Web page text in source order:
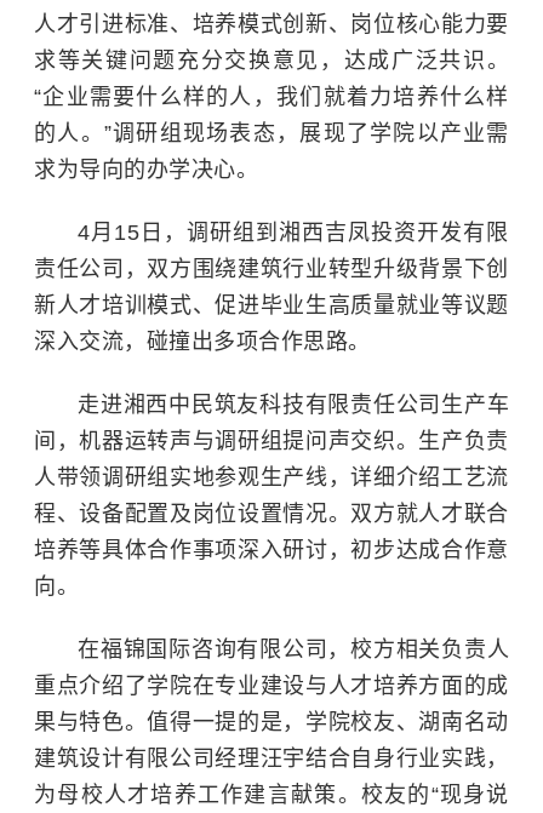
人才引进标准、培养模式创新、岗位核心能力要
求等关键问题充分交换意见，达成广泛共识。
“企业需要什么样的人，我们就着力培养什么样
的人。”调研组现场表态，展现了学院以产业需
求为导向的办学决心。
4月15日，调研组到湘西吉凤投资开发有限
责任公司，双方围绕建筑行业转型升级背景下创
新人才培训模式、促进毕业生高质量就业等议题
深入交流，碰撞出多项合作思路。
走进湘西中民筑友科技有限责任公司生产车
间，机器运转声与调研组提问声交织。生产负责
人带领调研组实地参观生产线，详细介绍工艺流
程、设备配置及岗位设置情况。双方就人才联合
培养等具体合作事项深入研讨，初步达成合作意
向。
在福锦国际咨询有限公司，校方相关负责人
重点介绍了学院在专业建设与人才培养方面的成
果与特色。值得一提的是，学院校友、湖南名动
建筑设计有限公司经理汪宇结合自身行业实践，
为母校人才培养工作建言献策。校友的“现身说